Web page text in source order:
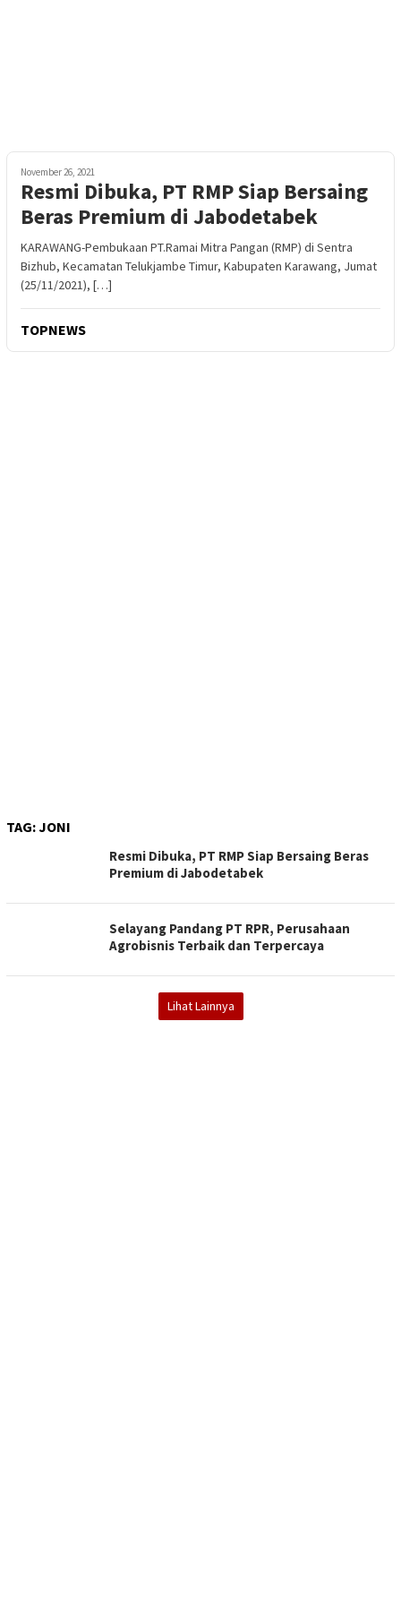
November 26, 2021
Resmi Dibuka, PT RMP Siap Bersaing
Beras Premium di Jabodetabek
KARAWANG-Pembukaan PT.Ramai Mitra Pangan (RMP) di Sentra
Bizhub, Kecamatan Telukjambe Timur, Kabupaten Karawang, Jumat
(25/11/2021), […]
TOPNEWS
TAG:JONI
Resmi Dibuka, PT RMP Siap Bersaing Beras
Premium di Jabodetabek
Selayang Pandang PT RPR, Perusahaan
Agrobisnis Terbaik dan Terpercaya
Lihat Lainnya